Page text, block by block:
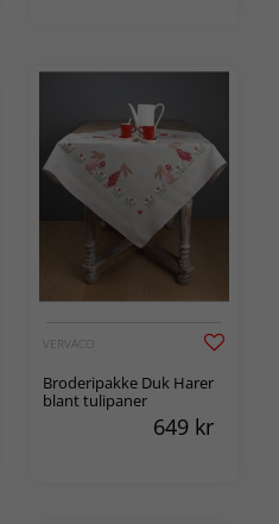
VERVACO
Broderipakke Duk Harer
blant tulipaner
649 kr